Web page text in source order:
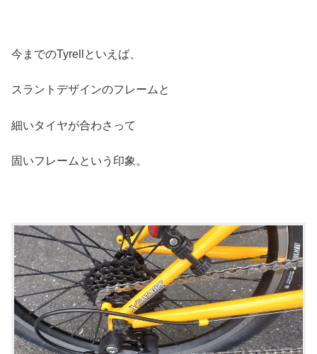
今までのTyrellといえば、
スラントデザインのフレームと
細いタイヤが合わさって
固いフレームという印象。